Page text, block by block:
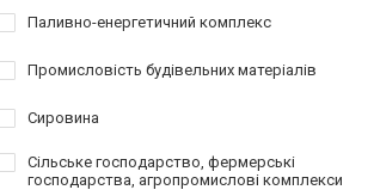
Паливно-енергетичний комплекс
Промисловість будівельних матеріалів
Сировина
Сільське господарство, фермерські
господарства, агропромислові комплекси